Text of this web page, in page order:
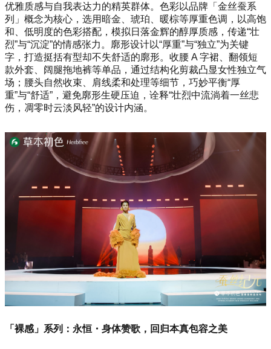
优雅质感与自我表达力的精英群体。色彩以品牌「金丝蚕系
列」概念为核心，选用暗金、琥珀、暖棕等厚重色调，以高饱
和、低明度的色彩搭配，模拟日落金辉的醇厚质感，传递“壮
烈”与“沉淀”的情感张力。廓形设计以“厚重”与“独立”为关键
字，打造挺括有型却不失舒适的廓形。收腰 A 字裙、翻领短
款外套、阔腿拖地裤等单品，通过结构化剪裁凸显女性独立气
场；腰头自然收束、肩线柔和处理等细节，巧妙平衡“厚
重”与“舒适”，避免廓形生硬压迫，诠释“壮烈中流淌着一丝悲
伤，凋零时云淡风轻”的设计内涵。
「裸感」系列：永恒・身体赞歌，回归本真包容之美